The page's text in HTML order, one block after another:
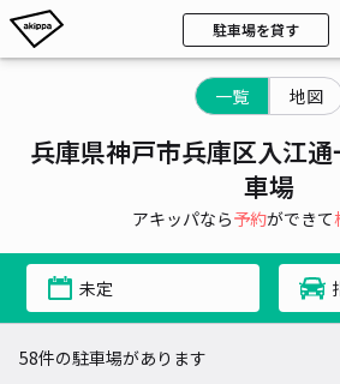
駐車場を貸す
一覧 地図
兵庫県神戸市兵庫区入江
車場
アキッパなら予約ができて
未定
58件の駐車場があります